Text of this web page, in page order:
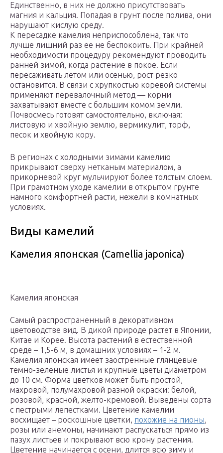
Единственно, в них не должно присутствовать
магния и кальция. Попадая в грунт после полива, они
нарушают кислую среду.
К пересадке камелия неприспособлена, так что
лучше лишний раз ее не беспокоить. При крайней
необходимости процедуру рекомендуют проводить
ранней зимой, когда растение в покое. Если
пересаживать летом или осенью, рост резко
остановится. В связи с хрупкостью коревой системы
применяют перевалочный метод — корни
захватывают вместе с большим комом земли.
Почвосмесь готовят самостоятельно, включая:
листовую и хвойную землю, вермикулит, торф,
песок и хвойную кору.
В регионах с холодными зимами камелию
прикрывают сверху нетканым материалом, а
прикорневой круг мульчируют более толстым слоем.
При грамотном уходе камелии в открытом грунте
намного комфортней расти, нежели в комнатных
условиях.
Виды камелий
Камелия японская (Camellia japonica)
Камелия японская
Самый распространенный в декоративном
цветоводстве вид. В дикой природе растет в Японии,
Китае и Корее. Высота растений в естественной
среде – 1,5-6 м, в домашних условиях – 1-2 м.
Камелия японская имеет заостренные глянцевые
темно-зеленые листья и крупные цветы диаметром
до 10 см. Форма цветков может быть простой,
махровой, полумахровой разной окраски: белой,
розовой, красной, желто-кремовой. Выведены сорта
с пестрыми лепестками. Цветение камелии
восхищает – роскошные цветки, похожие на пионы,
розы или анемоны, начинают распускаться прямо из
пазух листьев и покрывают всю крону растения.
Цветение начинается с осени, длится всю зиму и